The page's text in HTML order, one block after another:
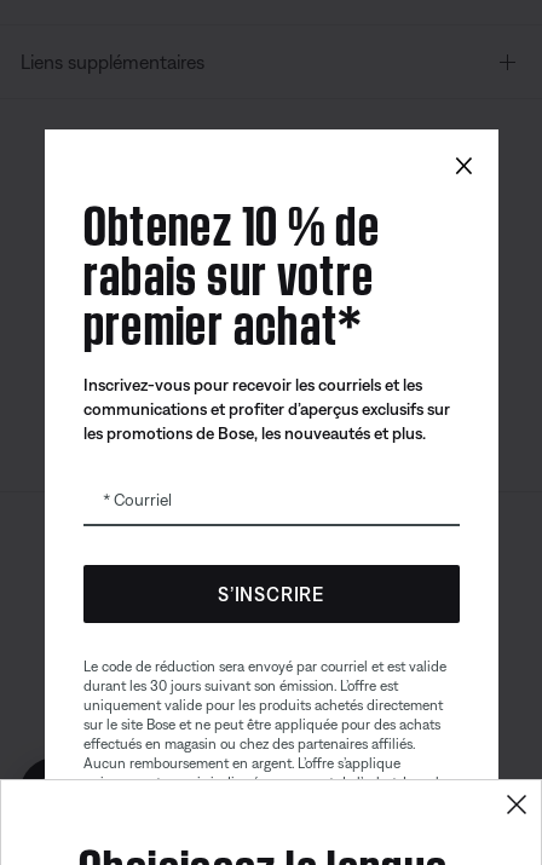
Liens supplémentaires
Bose
Bose Connect
Bose QCE
Mention juridique
Politique de confidentialité Accessibilité
Avis sur les témoins
Conditions générales de vente
Conditions d'utilisation
Déclaration sur l’esclavage contemporain
×
Obtenez 10 % de
rabais sur votre
premier achat*
Inscrivez-vous pour recevoir les courriels et les
communications et profiter d’aperçus exclusifs sur
les promotions de Bose, les nouveautés et plus.
Courriel
S’INSCRIRE
Le code de réduction sera envoyé par courriel et est valide
durant les 30 jours suivant son émission. L’offre est
uniquement valide pour les produits achetés directement
sur le site Bose et ne peut être appliquée pour des achats
effectués en magasin ou chez des partenaires affiliés.
Aucun remboursement en argent. L’offre s’applique
uniquement au prix indiqué au moment de l’achat. La valeur
complète des conditions générales. Cette offre peut être
Obtenez 10% de